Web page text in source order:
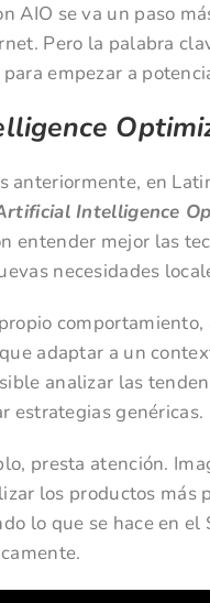
AIO se va un paso
Pero la palabra
empezar a
anteriormente, en
Intelligence
entender mejor las
necesidades
adaptar a un
analizar las
estrategias genéricas.
presta atención.
los productos más
lo que se hace en